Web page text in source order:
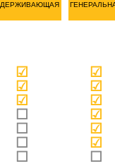
☑
☑
☑
☐
☐
☐
☐
☑
☑
☑
☑
☑
☑
☐